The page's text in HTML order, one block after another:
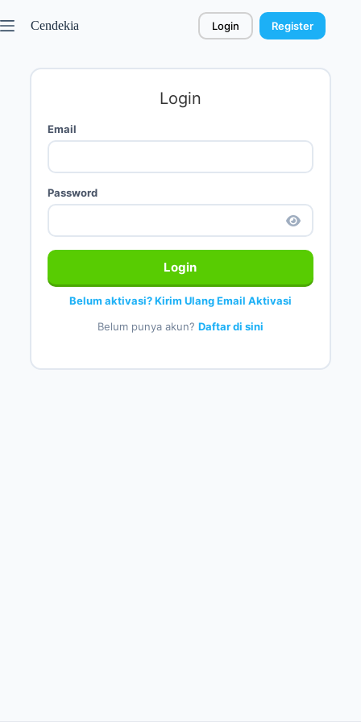
Cendekia Login Register
Login
Email
Password
Login
Belum aktivasi? Kirim Ulang Email Aktivasi
Belum punya akun? Daftar di sini